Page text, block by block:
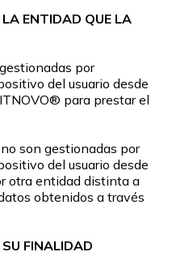
ENTIDAD QUE LA
por
del usuario desde
para prestar el
son gestionadas por
del usuario desde
otra entidad distinta a
obtenidos a través
FINALIDAD